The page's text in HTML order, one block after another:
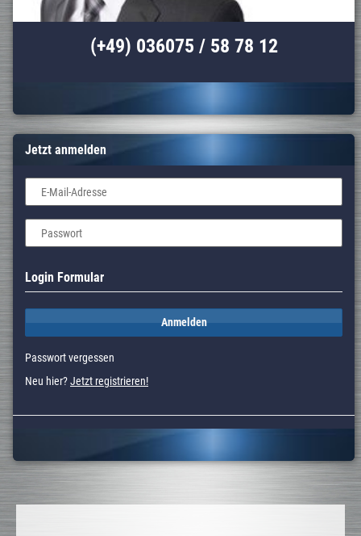
(+49) 036075 / 58 78 12
Jetzt anmelden
E-Mail-Adresse
Passwort
Login Formular
Anmelden
Passwort vergessen
Neu hier?Jetzt registrieren!